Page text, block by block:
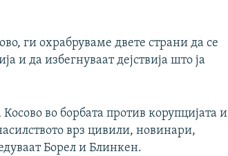
ги охрабруваме двете страни да се
и да избегнуваат дејствија што ја
во борбата против корупцијата и
врз цивили, новинари,
Борел и Блинкен.